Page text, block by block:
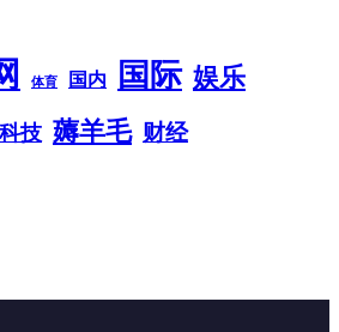
体育 国内 国际 娱乐
科技 薅羊毛 财经